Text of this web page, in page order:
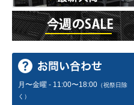
月〜金曜 - 11:00〜18:00 （祝祭日除
く）